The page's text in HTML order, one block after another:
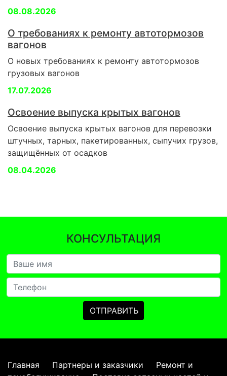
08.08.2026
О требованиях к ремонту автотормозов
вагонов
О новых требованиях к ремонту автотормозов
грузовых вагонов
17.07.2026
Освоение выпуска крытых вагонов
Освоение выпуска крытых вагонов для перевозки
штучных, тарных, пакетированных, сыпучих грузов,
защищённых от осадков
08.04.2026
КОНСУЛЬТАЦИЯ
Главная Партнеры и заказчики
Ремонт и